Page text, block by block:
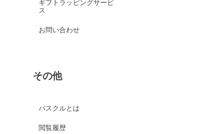
ギフトラッピングサービ
ス
お問い合わせ
その他
パスクルとは
閲覧履歴